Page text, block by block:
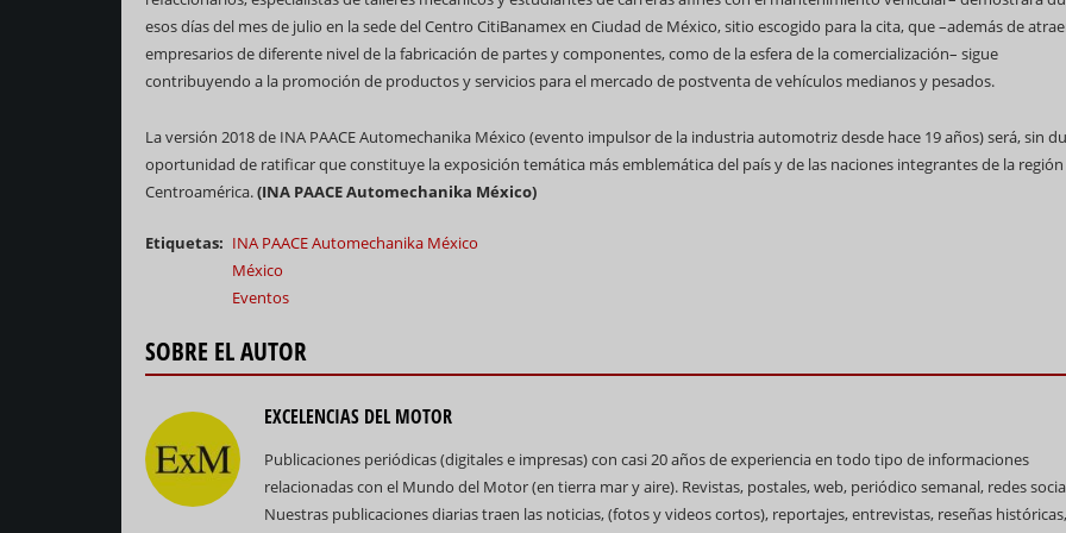
esos días del mes de julio en la sede del Centro CitiBanamex en Ciudad de México, sitio escogido para la cita, que –además de
empresarios de diferente nivel de la fabricación de partes y componentes, como de la esfera de la comercialización– sigue
contribuyendo a la promoción de productos y servicios para el mercado de postventa de vehículos medianos y pesados.
La versión 2018 de INA PAACE Automechanika México (evento impulsor de la industria automotriz desde hace 19 años) será, sin
oportunidad de ratificar que constituye la exposición temática más emblemática del país y de las naciones integrantes de la
Centroamérica.(INA PAACE Automechanika México)
Etiquetas
INA PAACE Automechanika México
México
Eventos
SOBRE EL AUTOR
EXCELENCIAS DEL MOTOR
Publicaciones periódicas (digitales e impresas) con casi 20 años de experiencia en todo tipo de informaciones
relacionadas con el Mundo del Motor (en tierra mar y aire). Revistas, postales, web, periódico semanal, redes
Nuestras publicaciones diarias traen las noticias, (fotos y videos cortos), reportajes, entrevistas, reseñas históricas,